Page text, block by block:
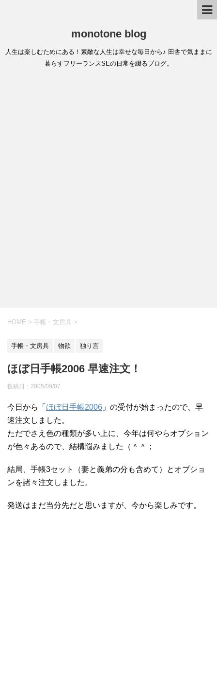
monotone blog
人生は楽しむためにある！素敵な人生は幸せな毎日から♪ 田舎で気ままに
暮らすフリーランスSEの日常を綴るブログ。
HOME > 手帳・文房具 >
手帳・文房具 物欲 独り言
ほぼ日手帳2006 早速注文！
投稿日： 2005/09/07
今日から「 ほぼ日手帳2006 」の受付が始まったので、早
速注文しました。
ただでさえ色の種類が多い上に、今年は何やらオプション
が色々あるので、結構悩みました（＾＾；
結局、手帳3セット（妻と義弟の分も含めて）とオプショ
ンを諸々注文しました。
発送はまだ当分先だと思いますが、今から楽しみです。